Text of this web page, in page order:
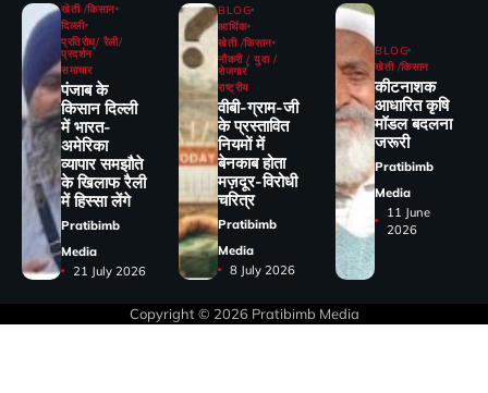
खेती /किसान
दिल्ली
प्रतिरोध/ रैली/
प्रदर्शन
समाचार
पंजाब के
किसान दिल्ली
में भारत-
अमेरिका
व्यापार समझौते
के खिलाफ रैली
में हिस्सा लेंगे
Pratibimb
Media
21 July 2026
BLOG
आर्थिक
खेती /किसान
नौकरी / युवा /
रोजगार
राष्ट्रीय
वीबी-ग्राम-जी
के प्रस्तावित
नियमों में
बेनकाब होता
मज़दूर-विरोधी
चरित्र
Pratibimb
Media
8 July 2026
BLOG
खेती /किसान
कीटनाशक
आधारित कृषि
मॉडल बदलना
जरूरी
Pratibimb
Media
11 June
2026
Copyright © 2026 Pratibimb Media